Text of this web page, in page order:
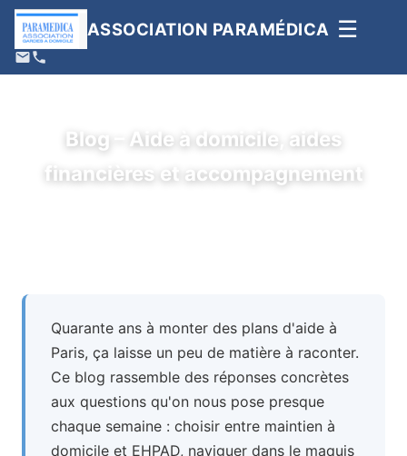
ASSOCIATION PARAMÉDICA ☰
Blog – Aide à domicile, aides
financières et accompagnement
Quarante ans à monter des plans d'aide à
Paris, ça laisse un peu de matière à raconter.
Ce blog rassemble des réponses concrètes
aux questions qu'on nous pose presque
chaque semaine : choisir entre maintien à
domicile et EHPAD, naviguer dans le maquis